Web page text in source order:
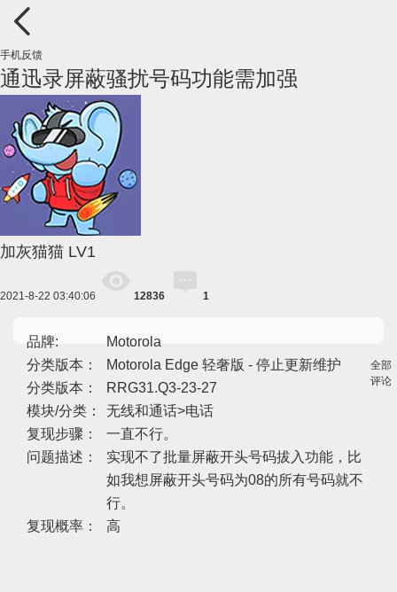
手机反馈
通迅录屏蔽骚扰号码功能需加强
加灰猫猫 LV1
2021-8-22 03:40:06 12836 1
品牌:
Motorola
分类版本：
Motorola Edge 轻奢版 - 停止更新维护
分类版本：
RRG31.Q3-23-27
模块/分类：
无线和通话>电话
复现步骤：
一直不行。
问题描述：
实现不了批量屏蔽开头号码拔入功能，比
如我想屏蔽开头号码为08的所有号码就不
行。
复现概率：
高
全部
评论